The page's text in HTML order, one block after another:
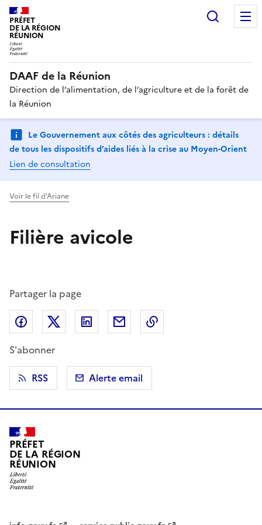
PRÉFET
DE LA RÉGION
RÉUNION
DAAF de la Réunion
Direction de l’alimentation, de l’agriculture et de la forêt de
la Réunion
Le Gouvernement aux côtés des agriculteurs : détails
de tous les dispositifs d’aides liés à la crise au Moyen-Orient
Lien de consultation
Voir le fil d'Ariane
Filière avicole
Partager la page
Partager sur Facebook
Partager sur X (anciennement Twitter)
Partager sur LinkedIn
Partager par email
S'abonner
RSS
Alerte email
PRÉFET
DE LA RÉGION
RÉUNION